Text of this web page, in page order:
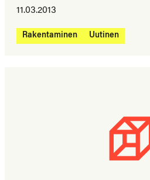
11.03.2013
Rakentaminen Uutinen